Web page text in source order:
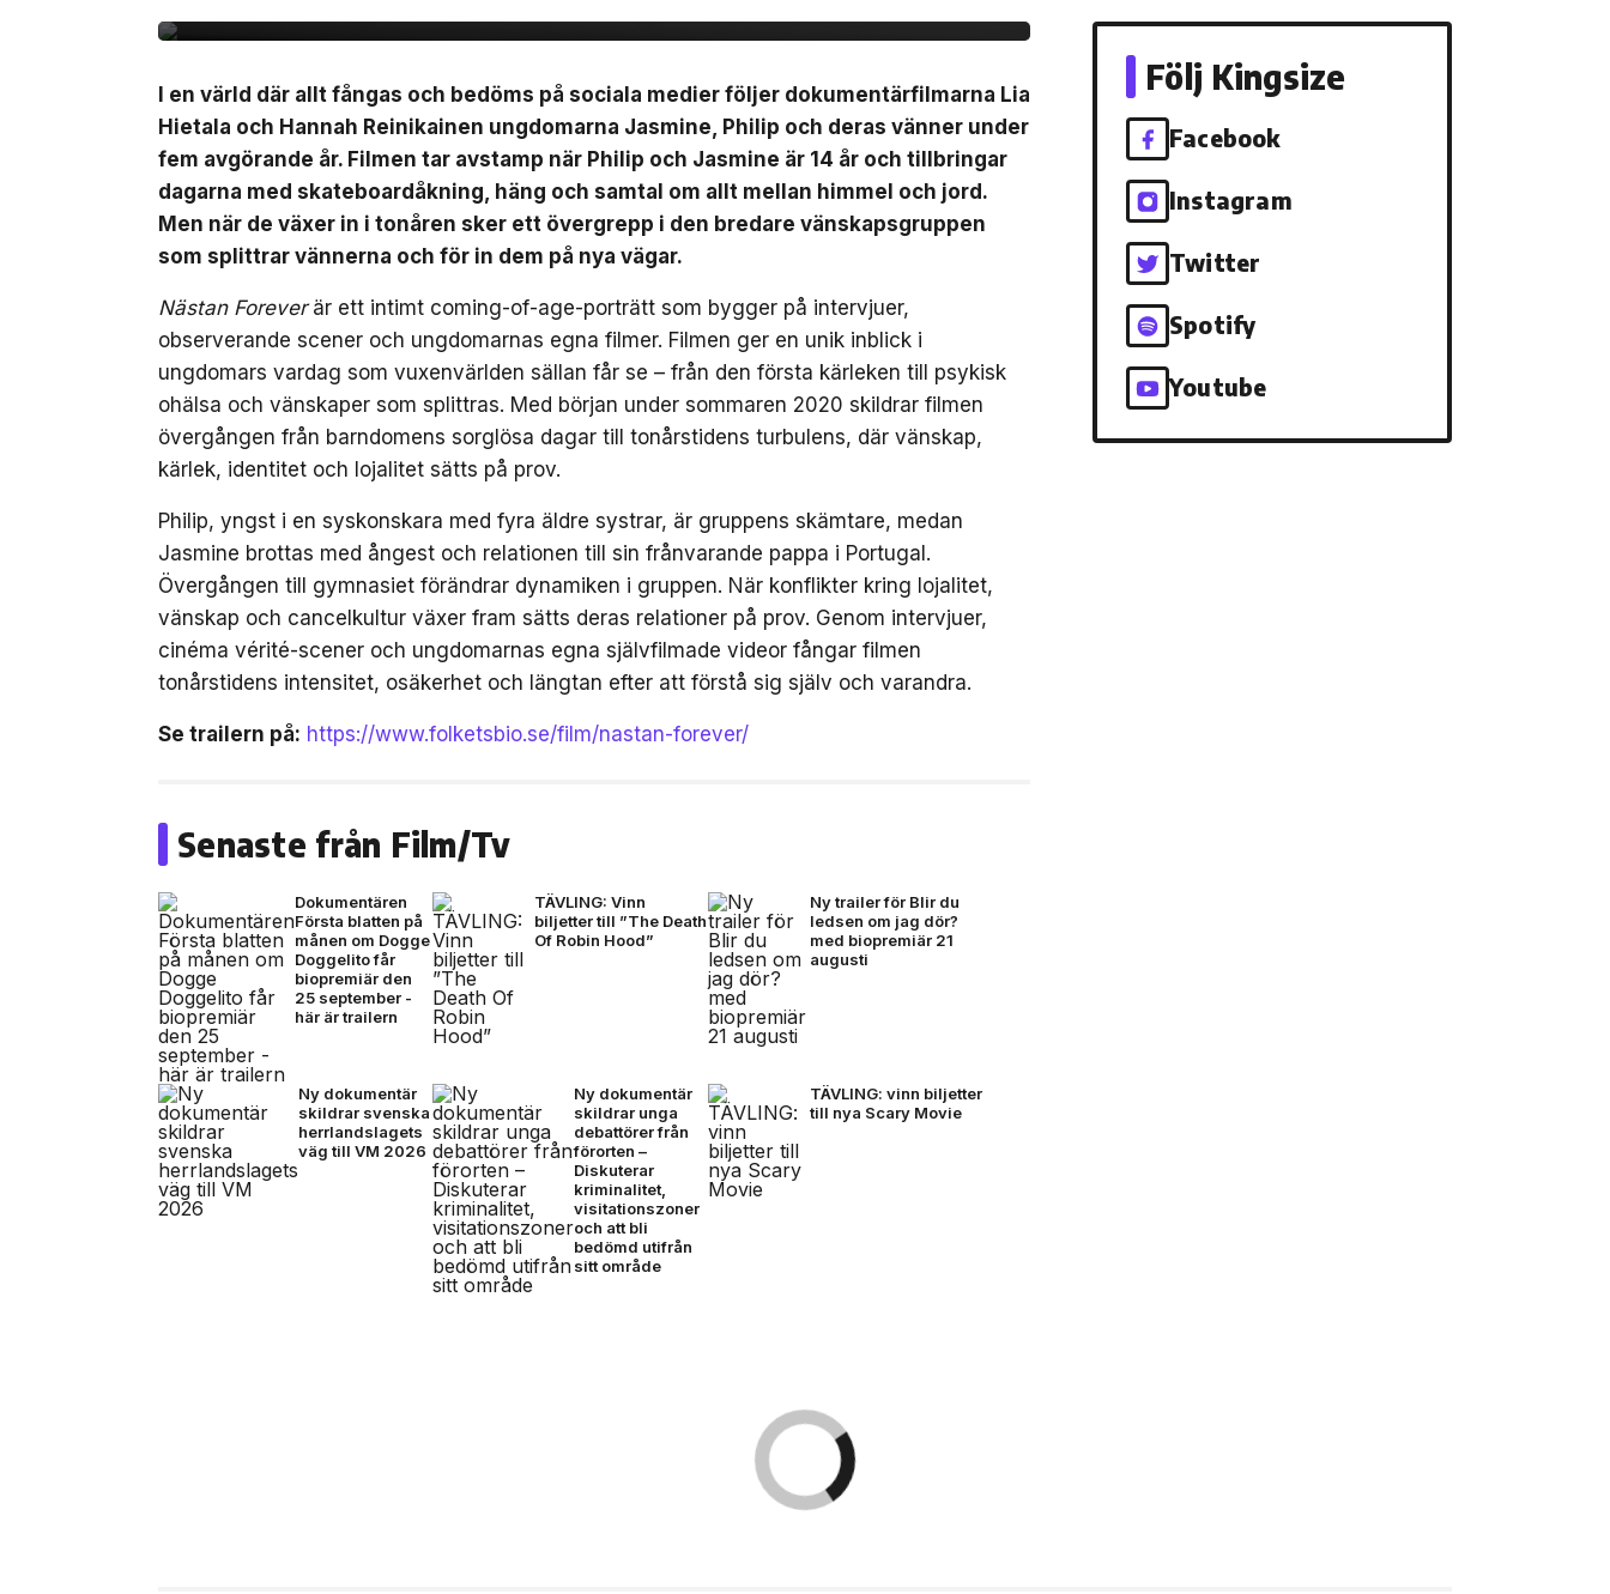
I en värld där allt fångas och bedöms på sociala medier följer dokumentärfilmarna Lia
Hietala och Hannah Reinikainen ungdomarna Jasmine, Philip och deras vänner under
fem avgörande år. Filmen tar avstamp när Philip och Jasmine är 14 år och tillbringar
dagarna med skateboardåkning, häng och samtal om allt mellan himmel och jord.
Men när de växer in i tonåren sker ett övergrepp i den bredare vänskapsgruppen
som splittrar vännerna och för in dem på nya vägar.
Nästan Foreverär ett intimt coming-of-age-porträtt som bygger på intervjuer,
observerande scener och ungdomarnas egna filmer. Filmen ger en unik inblick i
ungdomars vardag som vuxenvärlden sällan får se – från den första kärleken till psykisk
ohälsa och vänskaper som splittras. Med början under sommaren 2020 skildrar filmen
övergången från barndomens sorglösa dagar till tonårstidens turbulens, där vänskap,
kärlek, identitet och lojalitet sätts på prov.
Philip, yngst i en syskonskara med fyra äldre systrar, är gruppens skämtare, medan
Jasmine brottas med ångest och relationen till sin frånvarande pappa i Portugal.
Övergången till gymnasiet förändrar dynamiken i gruppen. När konflikter kring lojalitet,
vänskap och cancelkultur växer fram sätts deras relationer på prov. Genom intervjuer,
cinéma vérité-scener och ungdomarnas egna självfilmade videor fångar filmen
tonårstidens intensitet, osäkerhet och längtan efter att förstå sig själv och varandra.
Se trailern på: https://www.folketsbio.se/film/nastan-forever/
Senaste från Film/Tv
Dokumentären
Första blatten på
månen om Dogge
Doggelito får
biopremiär den
25 september -
här är trailern
TÄVLING: Vinn
biljetter till ”The Death
Of Robin Hood”
Ny trailer för Blir du
ledsen om jag dör?
med biopremiär 21
augusti
Ny dokumentär
skildrar svenska
herrlandslagets
väg till VM 2026
Ny dokumentär
skildrar unga
debattörer från
förorten –
Diskuterar
kriminalitet,
visitationszoner
och att bli
bedömd utifrån
sitt område
TÄVLING: vinn biljetter
till nya Scary Movie
Följ Kingsize
Facebook
Instagram
Twitter
Spotify
Youtube